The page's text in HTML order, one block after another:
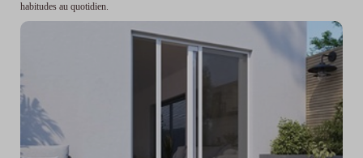
habitudes au quotidien.